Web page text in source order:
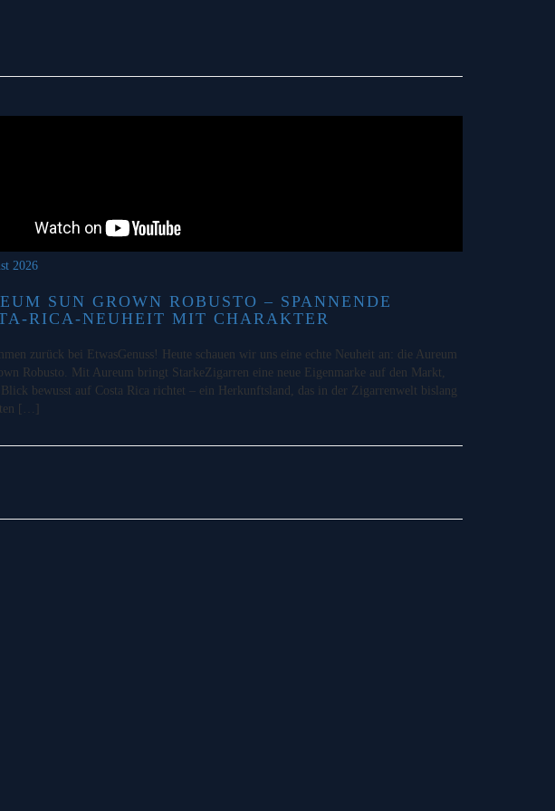
2026
SUN GROWN ROBUSTO – SPANNENDE
RICA-NEUHEIT MIT CHARAKTER
zurück bei EtwasGenuss! Heute schauen wir uns eine echte Neuheit an: die Aureum
Robusto. Mit Aureum bringt StarkeZigarren eine neue Eigenmarke auf den Markt,
bewusst auf Costa Rica richtet – ein Herkunftsland, das in der Zigarrenwelt bislang
[…]